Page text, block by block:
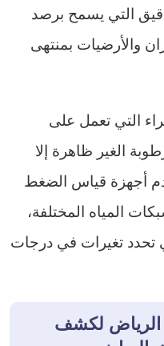
التي يسمح برصد
والأرضيات بمنتهى
التي تعمل على
الغير ظاهرة إلا
أجهزة قياس الضغط
المياه المختلفة،
تحدد تغيرات في درجات
الرياض لكشف